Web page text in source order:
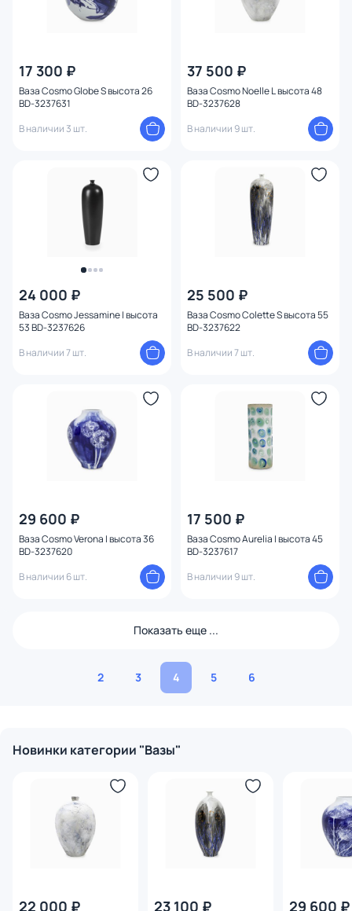
17 300 ₽
Ваза Cosmo Globe S высота 26
BD-3237631
В наличии 3 шт.
37 500 ₽
Ваза Cosmo Noelle L высота 48
BD-3237628
В наличии 9 шт.
24 000 ₽
Ваза Cosmo Jessamine I высота
53 BD-3237626
В наличии 7 шт.
25 500 ₽
Ваза Cosmo Colette S высота 55
BD-3237622
В наличии 7 шт.
29 600 ₽
Ваза Cosmo Verona I высота 36
BD-3237620
В наличии 6 шт.
17 500 ₽
Ваза Cosmo Aurelia I высота 45
BD-3237617
В наличии 9 шт.
Показать еще ...
2 3 4 5 6
Новинки категории "Вазы"
22 000 ₽ 23 100 ₽ 29 600 ₽